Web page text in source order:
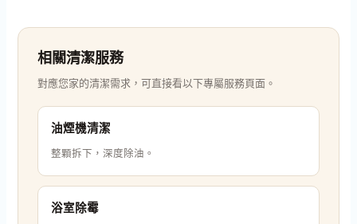
相關清潔服務
對應您家的清潔需求，可直接看以下專屬服務頁面。
油煙機清潔
整顆拆下，深度除油。
浴室除霉